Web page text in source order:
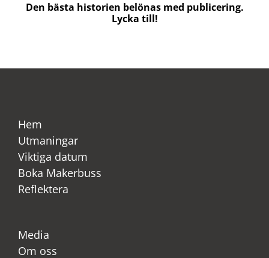
Den bästa historien belönas med publicering.
Lycka till!
Hem
Utmaningar
Viktiga datum
Boka Makerbuss
Reflektera
Media
Om oss